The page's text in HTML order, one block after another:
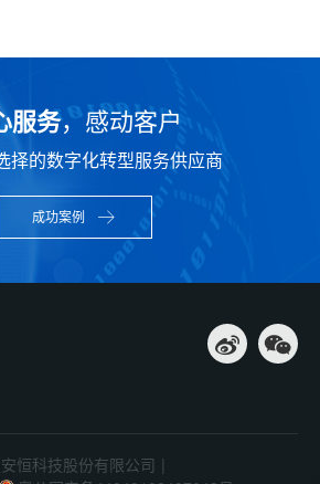
服务，感动客户
择的数字化转型服务供应商
成功案例
恒科技股份有限公司 |